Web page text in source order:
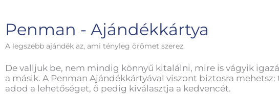
Penman - Ajándékkártya
A legszebb ajándék az, ami tényleg örömet szerez.
De valljuk be, nem mindig könnyű kitalálni, mire is vágyik
a másik. A Penman Ajándékkártyával viszont biztosra mehetsz:
adod a lehetőséget, ő pedig kiválasztja a kedvencét.